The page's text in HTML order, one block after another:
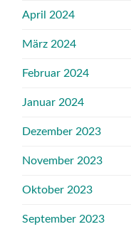
April 2024
März 2024
Februar 2024
Januar 2024
Dezember 2023
November 2023
Oktober 2023
September 2023